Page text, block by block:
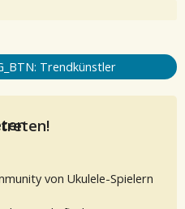
Trendkünstler
von Ukulele-Spielern